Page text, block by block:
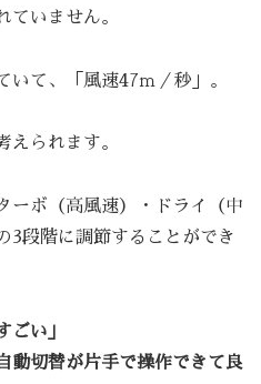
ていません。
いて、「風速47ｍ／秒」。
えられます。
ーボ（高風速）・ドライ（中
3段階に調節することができ
ごい」
動切替が片手で操作できて良